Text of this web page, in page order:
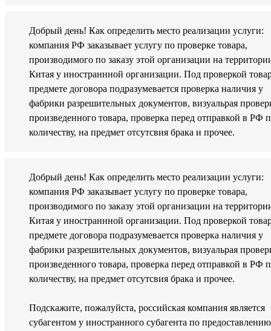
Добрый день! Как определить место реализации услуги:
компания РФ заказывает услугу по проверке товара,
производимого по заказу этой организации на
Китая у иностраннной организации. Под проверкой
предмете договора подразумевается проверка наличия у
фабрики разрешительных документов, визуальрая
произведенного товара, проверка перед отправкой в РФ
количеству, на предмет отсутсвия брака и прочее.
Добрый день! Как определить место реализации услуги:
компания РФ заказывает услугу по проверке товара,
производимого по заказу этой организации на
Китая у иностраннной организации. Под проверкой
предмете договора подразумевается проверка наличия у
фабрики разрешительных документов, визуальрая
произведенного товара, проверка перед отправкой в РФ
количеству, на предмет отсутсвия брака и прочее.
Подскажите, пожалуйста, российская компания является
субагентом у иностранного субагента по предоставлению